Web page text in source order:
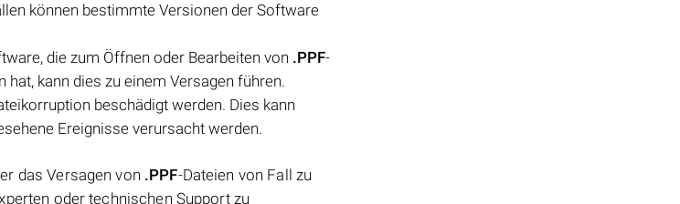
können bestimmte Versionen der Software
die zum Öffnen oder Bearbeiten von .PPF-
kann dies zu einem Versagen führen.
beschädigt werden. Dies kann
Ereignisse verursacht werden.
das Versagen von .PPF-Dateien von Fall zu
oder technischen Support zu